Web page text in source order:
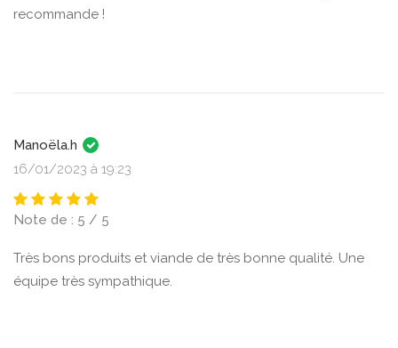
recommande !
Manoëla.h
16/01/2023 à 19:23
Note de : 5 / 5
Très bons produits et viande de très bonne qualité. Une
équipe très sympathique.